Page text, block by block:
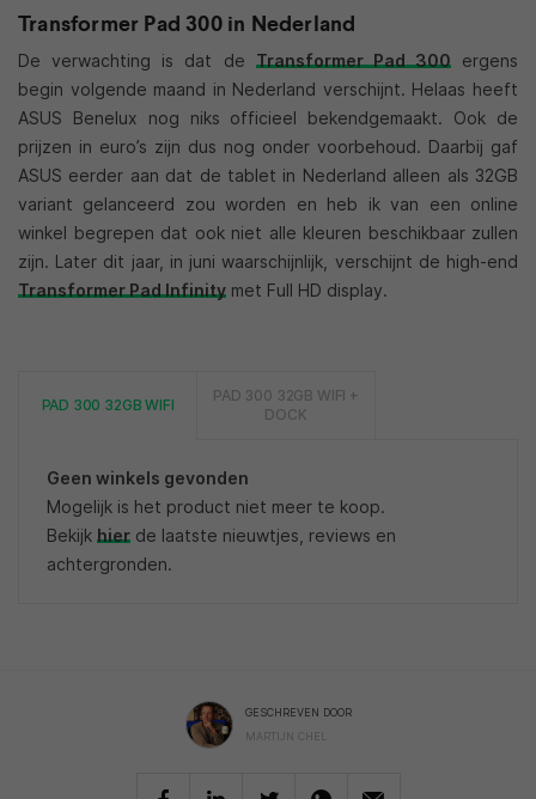
Transformer Pad 300 in Nederland
De verwachting is dat de Transformer Pad 300ergens
begin volgende maand in Nederland verschijnt. Helaas heeft
ASUS Benelux nog niks officieel bekendgemaakt. Ook de
prijzen in euro’s zijn dus nog onder voorbehoud. Daarbij gaf
ASUS eerder aan dat de tablet in Nederland alleen als 32GB
variant gelanceerd zou worden en heb ik van een online
winkel begrepen dat ook niet alle kleuren beschikbaar zullen
zijn. Later dit jaar, in juni waarschijnlijk, verschijnt de high-end
Transformer Pad Infinity met Full HD display.
PAD 300 32GB WIFI
PAD 300 32GB WIFI +
DOCK
Geen winkels gevonden
Mogelijk is het product niet meer te koop.
Bekijk hierde laatste nieuwtjes, reviews en
achtergronden.
GESCHREVEN DOOR
MARTIJN CHEL